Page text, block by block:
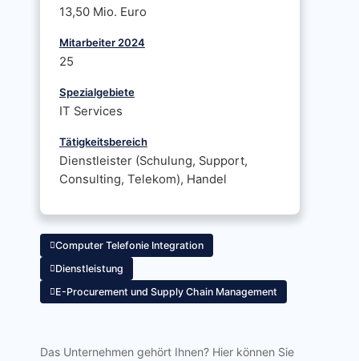
13,50 Mio. Euro
Mitarbeiter 2024
25
Spezialgebiete
IT Services
Tätigkeitsbereich
Dienstleister (Schulung, Support,
Consulting, Telekom), Handel
Computer Telefonie Integration
Dienstleistung
E-Procurement und Supply Chain Management
Das Unternehmen gehört Ihnen? Hier können Sie